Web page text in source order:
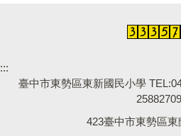
:::
臺中市東勢區東新國民小學
25882709
423臺中市東勢區東